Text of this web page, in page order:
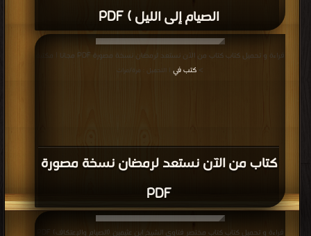
الصيام إلى الليل ) PDF
كتاب من الآن نستعد لرمضان نسخة مصورة
PDF
قراءة و تحميل كتاب كتاب من الآن نستعد لرمضان نسخة مصورة PDF مجانا | مكتبة
> كتب في | التحميل : مرة/مرات